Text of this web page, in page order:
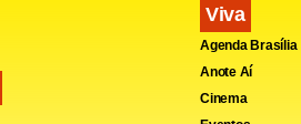
Viva
Agenda Brasília
Anote Aí
Cinema